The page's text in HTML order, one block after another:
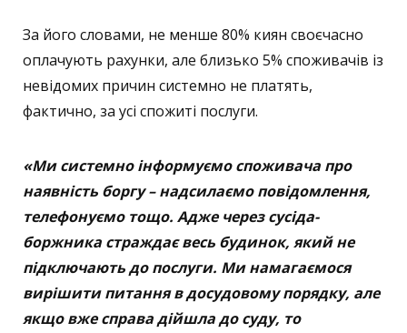
За його словами, не менше 80% киян своєчасно
оплачують рахунки, але близько 5% споживачів із
невідомих причин системно не платять,
фактично, за усі спожиті послуги.
«Ми системно інформуємо споживача про
наявність боргу – надсилаємо повідомлення,
телефонуємо тощо. Адже через сусіда-
боржника страждає весь будинок, який не
підключають до послуги. Ми намагаємося
вирішити питання в досудовому порядку, але
якщо вже справа дійшла до суду, то